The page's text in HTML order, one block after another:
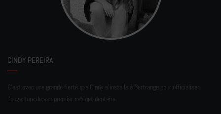
CINDY PEREIRA
C'est avec une grande fierté que Cindy s'installe à Bertrange pour officialiser
l'ouverture de son premier cabinet dentaire.